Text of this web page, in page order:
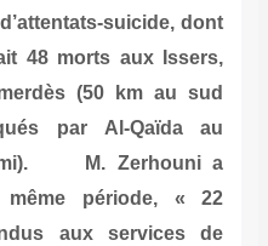
suicide, dont
48 morts aux Issers,
(50 km au sud
par Al-Qaïda au
M. Zerhouni a
période, « 22
aux services de